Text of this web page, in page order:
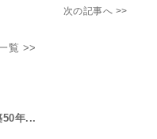
次の記事へ >>
覧 >>
50年...